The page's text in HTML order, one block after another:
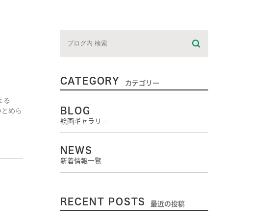
る
めら
CATEGORY カテゴリー
BLOG
絵画ギャラリー
NEWS
新着情報一覧
RECENT POSTS 最近の投稿